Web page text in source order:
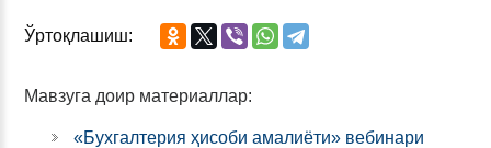
Ўртоқлашиш:
Мавзуга доир материаллар:
«Бухгалтерия ҳисоби амалиёти» вебинари